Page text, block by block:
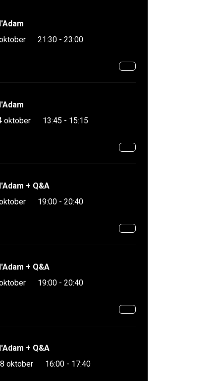
21:30 - 23:00
oktober
13:45 - 15:15
+ Q&A
19:00 - 20:40
+ Q&A
19:00 - 20:40
+ Q&A
oktober
16:00 - 17:40